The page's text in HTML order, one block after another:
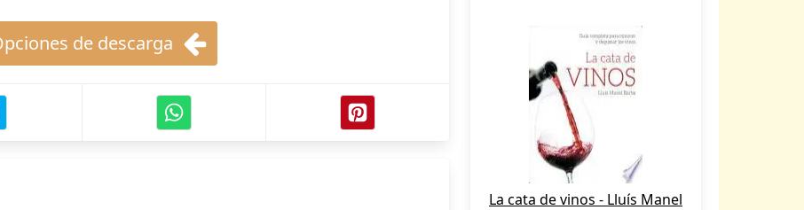
de descarga
La cata de vinos - Lluís Manel